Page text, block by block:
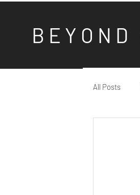
B E Y O N D
All Posts